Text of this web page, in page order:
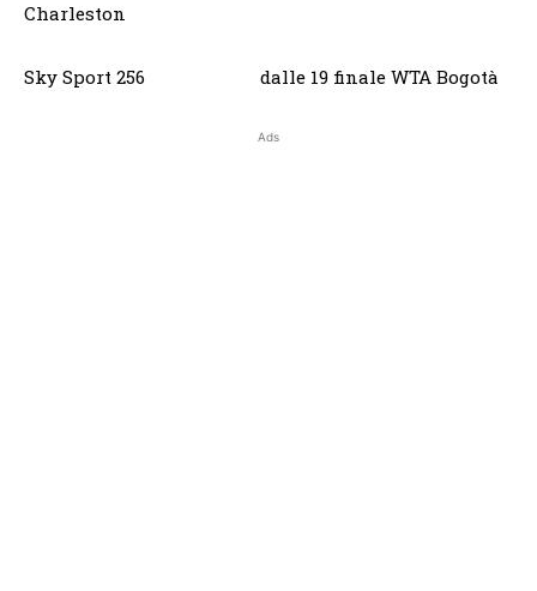
Charleston
Sky Sport 256 dalle 19 finale WTA Bogotà
Ads